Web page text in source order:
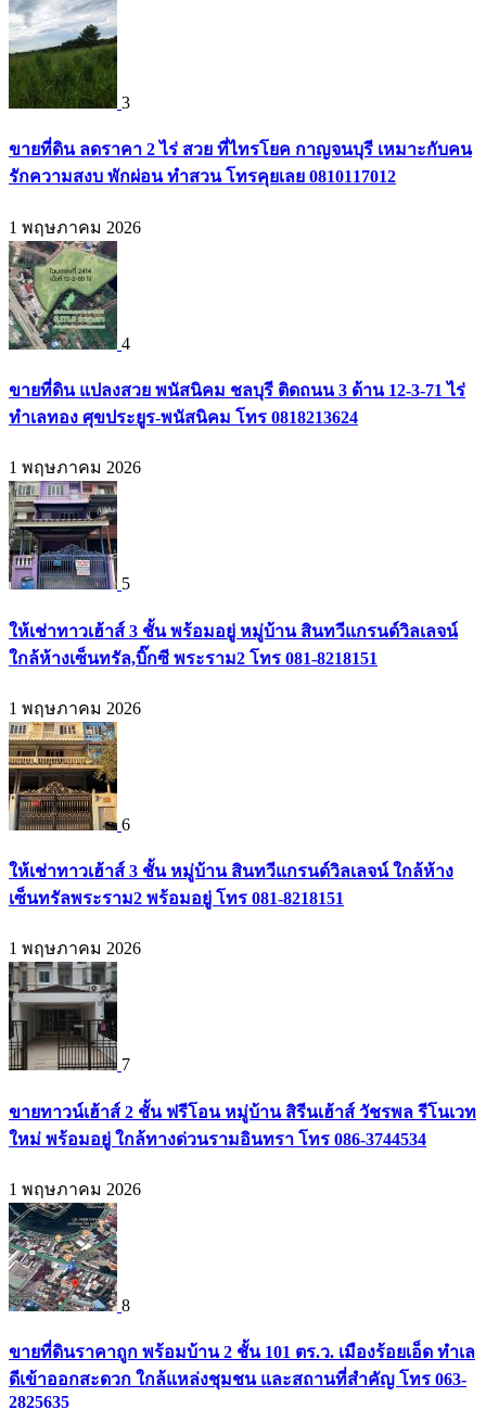
3
ขายที่ดิน ลดราคา 2 ไร่ สวย ที่ไทรโยค กาญจนบุรี เหมาะกับคน
รักความสงบ พักผ่อน ทำสวน โทรคุยเลย 0810117012
1 พฤษภาคม 2026
4
ขายที่ดิน แปลงสวย พนัสนิคม ชลบุรี ติดถนน 3 ด้าน 12-3-71 ไร่
ทำเลทอง ศุขประยูร-พนัสนิคม โทร 0818213624
1 พฤษภาคม 2026
5
ให้เช่าทาวเฮ้าส์ 3 ชั้น พร้อมอยู่ หมู่บ้าน สินทวีแกรนด์วิลเลจน์
ใกล้ห้างเซ็นทรัล,บิ๊กซี พระราม2 โทร 081-8218151
1 พฤษภาคม 2026
6
ให้เช่าทาวเฮ้าส์ 3 ชั้น หมู่บ้าน สินทวีแกรนด์วิลเลจน์ ใกล้ห้าง
เซ็นทรัลพระราม2 พร้อมอยู่ โทร 081-8218151
1 พฤษภาคม 2026
7
ขายทาวน์เฮ้าส์ 2 ชั้น ฟรีโอน หมู่บ้าน สิรีนเฮ้าส์ วัชรพล รีโนเวท
ใหม่ พร้อมอยู่ ใกล้ทางด่วนรามอินทรา โทร 086-3744534
1 พฤษภาคม 2026
8
ขายที่ดินราคาถูก พร้อมบ้าน 2 ชั้น 101 ตร.ว. เมืองร้อยเอ็ด ทำเล
ดีเข้าออกสะดวก ใกล้แหล่งชุมชน และสถานที่สำคัญ โทร 063-
2825635